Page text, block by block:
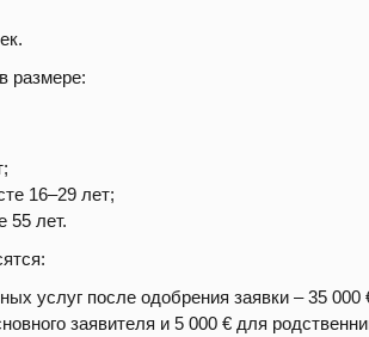
размере:
16–29 лет;
55 лет.
услуг после одобрения заявки – 35 000
заявителя и 5 000 € для